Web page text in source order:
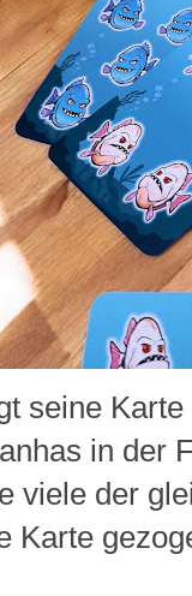
seine
in der
viele der
Karte